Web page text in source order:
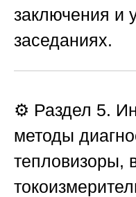
заключения и
заседаниях.
⚙️ Раздел 5.
методы
тепловизоры,